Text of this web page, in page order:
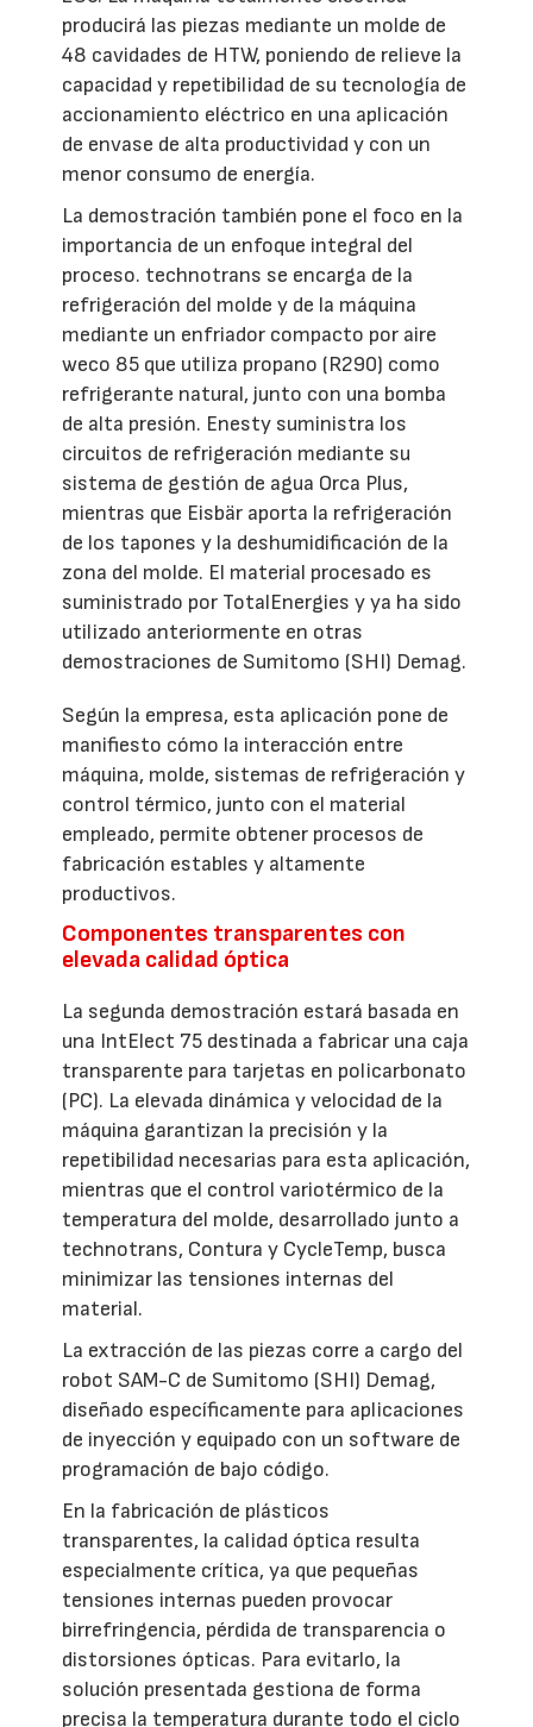
producirá las piezas mediante un molde de
48 cavidades de HTW, poniendo de relieve la
capacidad y repetibilidad de su tecnología de
accionamiento eléctrico en una aplicación
de envase de alta productividad y con un
menor consumo de energía.
La demostración también pone el foco en la
importancia de un enfoque integral del
proceso. technotrans se encarga de la
refrigeración del molde y de la máquina
mediante un enfriador compacto por aire
weco 85 que utiliza propano (R290) como
refrigerante natural, junto con una bomba
de alta presión. Enesty suministra los
circuitos de refrigeración mediante su
sistema de gestión de agua Orca Plus,
mientras que Eisbär aporta la refrigeración
de los tapones y la deshumidificación de la
zona del molde. El material procesado es
suministrado por TotalEnergies y ya ha sido
utilizado anteriormente en otras
demostraciones de Sumitomo (SHI) Demag.
Según la empresa, esta aplicación pone de
manifiesto cómo la interacción entre
máquina, molde, sistemas de refrigeración y
control térmico, junto con el material
empleado, permite obtener procesos de
fabricación estables y altamente
productivos.
Componentes transparentes con
elevada calidad óptica
La segunda demostración estará basada en
una IntElect 75 destinada a fabricar una caja
transparente para tarjetas en policarbonato
(PC). La elevada dinámica y velocidad de la
máquina garantizan la precisión y la
repetibilidad necesarias para esta aplicación,
mientras que el control variotérmico de la
temperatura del molde, desarrollado junto a
technotrans, Contura y CycleTemp, busca
minimizar las tensiones internas del
material.
La extracción de las piezas corre a cargo del
robot SAM-C de Sumitomo (SHI) Demag,
diseñado específicamente para aplicaciones
de inyección y equipado con un software de
programación de bajo código.
En la fabricación de plásticos
transparentes, la calidad óptica resulta
especialmente crítica, ya que pequeñas
tensiones internas pueden provocar
birrefringencia, pérdida de transparencia o
distorsiones ópticas. Para evitarlo, la
solución presentada gestiona de forma
precisa la temperatura durante todo el ciclo